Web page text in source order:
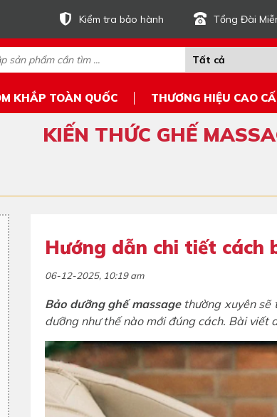
Kiểm tra bảo hành Tổng Đài
KHẮP TOÀN QUỐC THƯƠNG HIỆU CAO
KIẾN THỨC GHẾ
Hướng dẫn chi tiết cách
06-12-2025, 10:19 am
Bảo dưỡng ghế massagethường xuyên sẽ
dưỡng như thế nào mới đúng cách. Bài viết